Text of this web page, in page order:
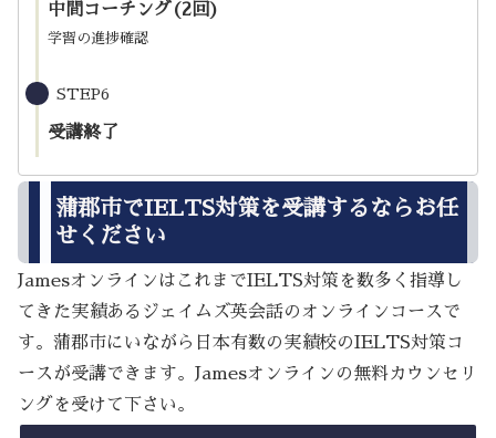
中間コーチング(2回)
学習の進捗確認
STEP6
受講終了
蒲郡市でIELTS対策を受講するならお任
せください
JamesオンラインはこれまでIELTS対策を数多く指導し
てきた実績あるジェイムズ英会話のオンラインコースで
す。蒲郡市にいながら日本有数の実績校のIELTS対策コ
ースが受講できます。Jamesオンラインの無料カウンセリ
ングを受けて下さい。